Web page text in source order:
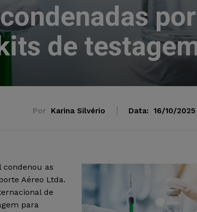
de
Por Karina Silvério Data: 16/10/2025
condenou as
Aéreo Ltda.
de
para